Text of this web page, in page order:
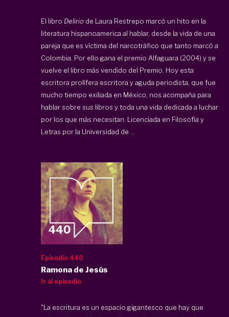
El libro Delirio de Laura Restrepo marcó un hito en la
literatura hispanoamerica al hablar, desde la vida de una
pareja que es víctima del narcotráfico que tanto marcó a
Colombia. Por ello gana el premio Alfaguara (2004) y se
vuelve el libro más vendido del Premio. Hoy esta
escritora prolífera escritora y aguda periodista, que fue
mucho tiempo exiliada en México, nos acompaña para
hablar sobre sus libros y toda una vida dedicada a luchar
por los que más necesitan. Licenciada en Filosofía y
Letras por la Universidad de ...
Episodio 440
Ramona de Jesús
Ir al episodio
"La escritura es un espacio gigantesco que hay que